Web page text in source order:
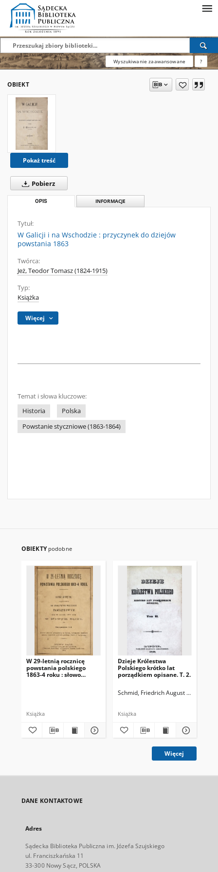
Wyszukiwanie zaawansowane ?
OBIEKT
Pokaż treść
Pobierz
OPIS INFORMACJE
Tytuł:
W Galicji i na Wschodzie : przyczynek do dziejów
powstania 1863
Twórca:
Jeż, Teodor Tomasz (1824-1915)
Typ:
Książka
Więcej
Temat i słowa kluczowe:
Historia
Polska
Powstanie styczniowe (1863-1864)
OBIEKTY podobne
W 29-letnią rocznicę
powstania polskiego
1863-4 roku : słowo
Książka
Dzieje Królestwa
Polskiego krótko lat
porządkiem opisane. T. 2.
Schmid, Friedrich August von (1734-
Książka
Więcej
DANE KONTAKTOWE
Adres
Sądecka Biblioteka Publiczna im. Józefa Szujskiego
ul. Franciszkańska 11
33-300 Nowy Sącz, POLSKA